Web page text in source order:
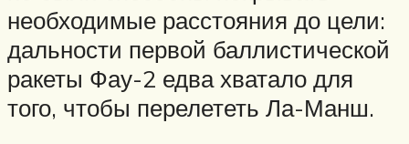
необходимые расстояния до цели:
дальности первой баллистической
ракеты Фау-2 едва хватало для
того, чтобы перелететь Ла-Манш.